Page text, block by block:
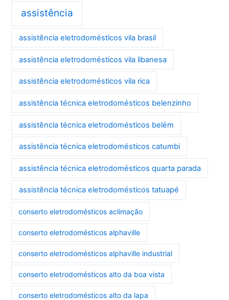
assistência
assistência eletrodomésticos vila brasil
assistência eletrodomésticos vila libanesa
assistência eletrodomésticos vila rica
assistência técnica eletrodomésticos belenzinho
assistência técnica eletrodomésticos belém
assistência técnica eletrodomésticos catumbi
assistência técnica eletrodomésticos quarta parada
assistência técnica eletrodomésticos tatuapé
conserto eletrodomésticos aclimação
conserto eletrodomésticos alphaville
conserto eletrodomésticos alphaville industrial
conserto eletrodomésticos alto da boa vista
conserto eletrodomésticos alto da lapa